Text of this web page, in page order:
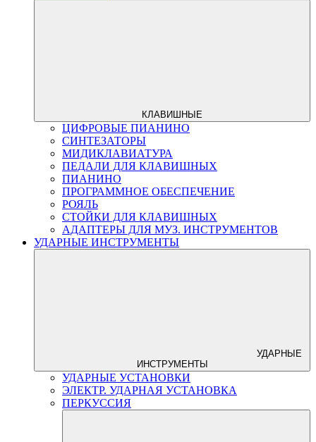
КЛАВИШНЫЕ
ЦИФРОВЫЕ ПИАНИНО
СИНТЕЗАТОРЫ
МИДИКЛАВИАТУРА
ПЕДАЛИ ДЛЯ КЛАВИШНЫХ
ПИАНИНО
ПРОГРАММНОЕ ОБЕСПЕЧЕНИЕ
РОЯЛЬ
СТОЙКИ ДЛЯ КЛАВИШНЫХ
АДАПТЕРЫ ДЛЯ МУЗ. ИНСТРУМЕНТОВ
УДАРНЫЕ ИНСТРУМЕНТЫ
УДАРНЫЕ
ИНСТРУМЕНТЫ
УДАРНЫЕ УСТАНОВКИ
ЭЛЕКТР. УДАРНАЯ УСТАНОВКА
ПЕРКУССИЯ